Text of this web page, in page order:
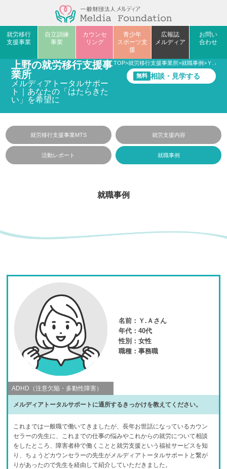
就労移行
支援事業
自立訓練
事業
カウンセ
リング
青少年
スポーツ支
援
広報誌
メルディア
お問い
合わせ
上野の就労移行支援事
業所
メルディアトータルサポー
ト｜あなたの「はたらきた
い」を希望に
TOP>就労移行支援事業所>就職事例>Ｙ.Ａさ
無料 相談・見学する
就労移行支援事業MTS 就労支援内容
活動レポート 就職事例
就職事例
ADHD（注意欠陥・多動性障害）
名前： Ｙ.Ａさん
年代： 40代
性別： 女性
職種： 事務職
メルディアトータルサポートに通所するきっかけを教えてください。
これまでは一般職で働いてきましたが、長年お世話になっているカウン
セラーの先生に、これまでの仕事の悩みやこれからの就労について相談
をしたところ、障害者枠で働くことと就労支援という福祉サービスを知
り、ちょうどカウンセラーの先生がメルディアトータルサポートと繋が
りがあったので先生を経由して紹介していただきました。